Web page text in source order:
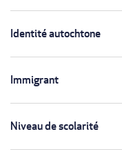
Identité autochtone
Immigrant
Niveau de scolarité